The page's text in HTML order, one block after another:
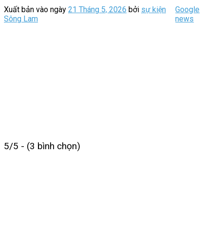
Xuất bản vào ngày 21 Tháng 5, 2026 bởi sự kiện
Sông Lam
Google
news
5/5 - (3 bình chọn)